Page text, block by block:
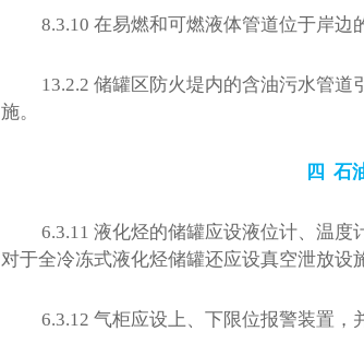
8.3.10 在易燃和可燃液体管道位于岸边
13.2.2 储罐区防火堤内的含油污水管道
施。
四 石
6.3.11 液化烃的储罐应设液位计、温度
对于全冷冻式液化烃储罐还应设真空泄放设
6.3.12 气柜应设上、下限位报警装置，